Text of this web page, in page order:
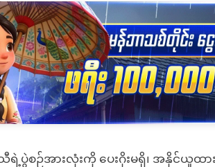
စဉ်အားလုံးကို ပေးဂိုးမရှိ၊ အနိုင်ယူထာ